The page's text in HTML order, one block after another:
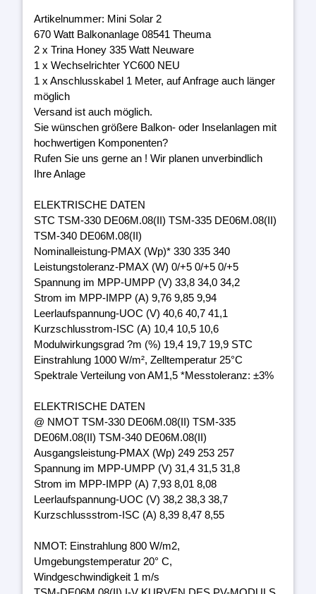
Artikelnummer: Mini Solar 2
670 Watt Balkonanlage 08541 Theuma
2 x Trina Honey 335 Watt Neuware
1 x Wechselrichter YC600 NEU
1 x Anschlusskabel 1 Meter, auf Anfrage auch länger
möglich
Versand ist auch möglich.
Sie wünschen größere Balkon- oder Inselanlagen mit
hochwertigen Komponenten?
Rufen Sie uns gerne an ! Wir planen unverbindlich
Ihre Anlage
ELEKTRISCHE DATEN
STC TSM-330 DE06M.08(II) TSM-335 DE06M.08(II)
TSM-340 DE06M.08(II)
Nominalleistung-PMAX (Wp)* 330 335 340
Leistungstoleranz-PMAX (W) 0/+5 0/+5 0/+5
Spannung im MPP-UMPP (V) 33,8 34,0 34,2
Strom im MPP-IMPP (A) 9,76 9,85 9,94
Leerlaufspannung-UOC (V) 40,6 40,7 41,1
Kurzschlusstrom-ISC (A) 10,4 10,5 10,6
Modulwirkungsgrad ?m (%) 19,4 19,7 19,9 STC
Einstrahlung 1000 W/m², Zelltemperatur 25°C
Spektrale Verteilung von AM1,5 *Messtoleranz: ±3%
ELEKTRISCHE DATEN
@ NMOT TSM-330 DE06M.08(II) TSM-335
DE06M.08(II) TSM-340 DE06M.08(II)
Ausgangsleistung-PMAX (Wp) 249 253 257
Spannung im MPP-UMPP (V) 31,4 31,5 31,8
Strom im MPP-IMPP (A) 7,93 8,01 8,08
Leerlaufspannung-UOC (V) 38,2 38,3 38,7
Kurzschlussstrom-ISC (A) 8,39 8,47 8,55
NMOT: Einstrahlung 800 W/m2,
Umgebungstemperatur 20° C,
Windgeschwindigkeit 1 m/s